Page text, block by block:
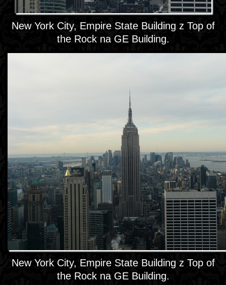
New York City, Empire State Building z Top of
the Rock na GE Building.
New York City, Empire State Building z Top of
the Rock na GE Building.